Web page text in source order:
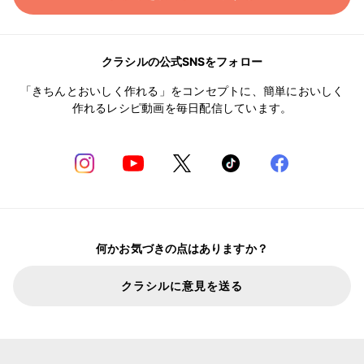
クラシルの公式SNSをフォロー
「きちんとおいしく作れる」をコンセプトに、簡単においしく
作れるレシピ動画を毎日配信しています。
何かお気づきの点はありますか？
クラシルに意見を送る